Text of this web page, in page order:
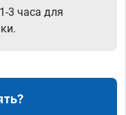
3 часа для